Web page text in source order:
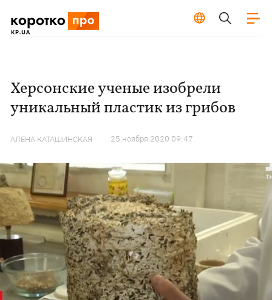
Херсонские ученые изобрели
уникальный пластик из грибов
АЛЕНА КАТАШИНСКАЯ 25 ноября 2020 09:47